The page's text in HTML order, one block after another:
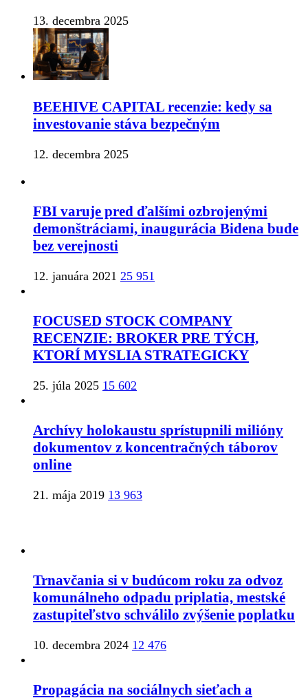
13. decembra 2025
BEEHIVE CAPITAL recenzie: kedy sa
investovanie stáva bezpečným
12. decembra 2025
FBI varuje pred ďalšími ozbrojenými
demonštráciami, inaugurácia Bidena bude
bez verejnosti
12. januára 2021 25 951
FOCUSED STOCK COMPANY
RECENZIE: BROKER PRE TÝCH,
KTORÍ MYSLIA STRATEGICKY
25. júla 2025 15 602
Archívy holokaustu sprístupnili milióny
dokumentov z koncentračných táborov
online
21. mája 2019 13 963
Trnavčania si v budúcom roku za odvoz
komunálneho odpadu priplatia, mestské
zastupiteľstvo schválilo zvýšenie poplatku
10. decembra 2024 12 476
Propagácia na sociálnych sieťach a